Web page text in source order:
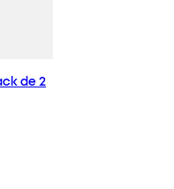
de 2